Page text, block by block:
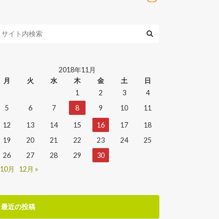
2018年11月
月
火 水 木 金 土
日
1
2 3
4
5
6 7 8 9 10 11
12 13 14 15 16 17
18
19
20 21 22 23 24
25
26
27 28 29
30
月
12月 »
最近の投稿